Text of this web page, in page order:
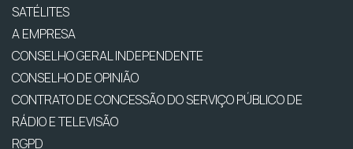
SATÉLITES
A EMPRESA
CONSELHO GERAL INDEPENDENTE
CONSELHO DE OPINIÃO
CONTRATO DE CONCESSÃO DO SERVIÇO PÚBLICO DE
RÁDIO E TELEVISÃO
RGPD